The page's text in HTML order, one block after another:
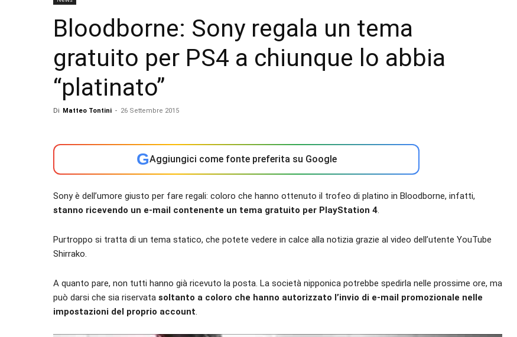
Bloodborne: Sony regala un tema
gratuito per PS4 a chiunque lo abbia
“platinato”
Di Matteo Tontini - 26 Settembre 2015
GAggiungici come fonte preferita su Google
Sony è dell’umore giusto per fare regali: coloro che hanno ottenuto il trofeo di platino in Bloodborne, infatti,
stanno ricevendo un e-mail contenente un tema gratuito per PlayStation 4.
Purtroppo si tratta di un tema statico, che potete vedere in calce alla notizia grazie al video dell’utente YouTube
Shirrako.
A quanto pare, non tutti hanno già ricevuto la posta. La società nipponica potrebbe spedirla nelle prossime ore, ma
può darsi che sia riservata soltanto a coloro che hanno autorizzato l’invio di e-mail promozionale nelle
impostazioni del proprio account.